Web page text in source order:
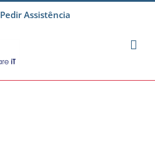
Pedir Assistência